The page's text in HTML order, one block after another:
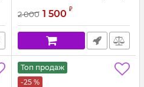
2 000 1 500 ₽
Топ продаж
-25 %